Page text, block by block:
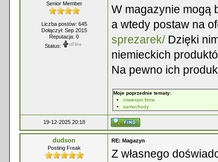
Senior Member
Liczba postów: 645
Dołączył: Sep 2015
Reputacja: 0
Status:
W magazynie mogą
a wtedy postaw na
sprezarek/Dzięki
niemieckich
Na pewno ich
Moje poprzednie tematy:
otwieram firme
samochody
19-12-2025 20:18
dudson
Posting Freak
RE: Magazyn
Z własnego